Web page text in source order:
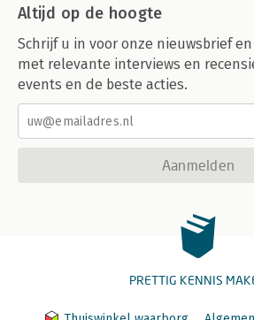
Altijd op de hoogte
Schrijf u in voor onze nieuwsbrief
met relevante interviews en
events en de beste acties.
Aanmelden
PRETTIG KENNIS